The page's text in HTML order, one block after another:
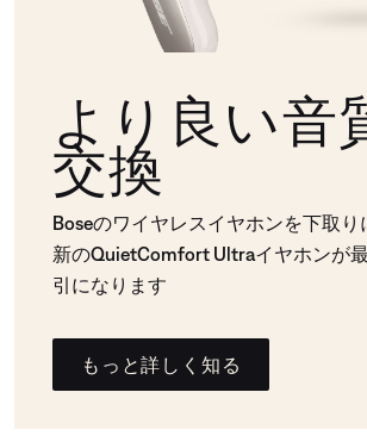
より良い音
交換
Boseのワイヤレスイヤホンを下取
新のQuietComfort Ultraイヤホンが
引になります
もっと詳しく知る